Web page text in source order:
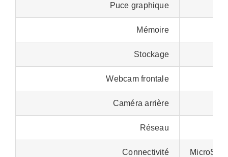
Puce graphique
Mémoire
Stockage
Webcam frontale
Caméra arrière
Réseau
Connectivité MicroSD,